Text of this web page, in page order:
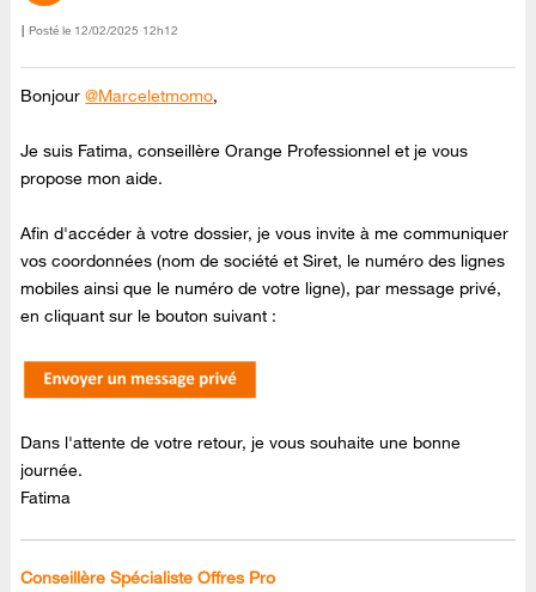
Posté le ‎12/02/2025 12h12
Bonjour@Marceletmomo,
Je suis Fatima, conseillère Orange Professionnel et je vous
propose mon aide.
Afin d'accéder à votre dossier, je vous invite à me communiquer
vos coordonnées (nom de société et Siret, le numéro des lignes
mobiles ainsi que le numéro de votre ligne), par message privé,
en cliquant sur le bouton suivant :
Dans l'attente de votre retour, je vous souhaite une bonne
journée.
Fatima
Conseillère Spécialiste Offres Pro